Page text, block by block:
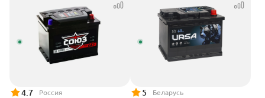
4.7 Россия 5 Беларусь